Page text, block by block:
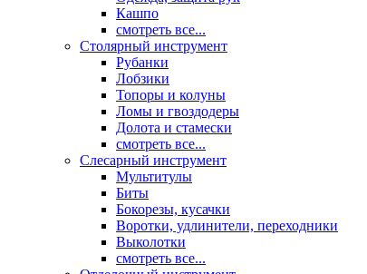
Кашпо
смотреть все...
Столярный инструмент
Рубанки
Лобзики
Топоры и колуны
Ломы и гвоздодеры
Долота и стамески
смотреть все...
Слесарный инструмент
Мультитулы
Биты
Бокорезы, кусачки
Воротки, удлинители, переходники
Выколотки
смотреть все...